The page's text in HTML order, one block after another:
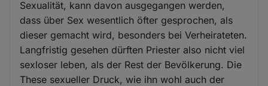
Sexualität, kann davon ausgegangen werden,
dass über Sex wesentlich öfter gesprochen, als
dieser gemacht wird, besonders bei Verheirateten.
Langfristig gesehen dürften Priester also nicht viel
sexloser leben, als der Rest der Bevölkerung. Die
These sexueller Druck, wie ihn wohl auch der